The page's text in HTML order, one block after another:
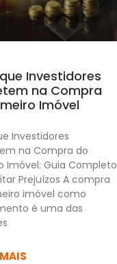
Investidores
na Compra
Imóvel
Investidores
na Compra do
Imóvel: Guia Completo
Prejuízos A compra
imóvel como
é uma das